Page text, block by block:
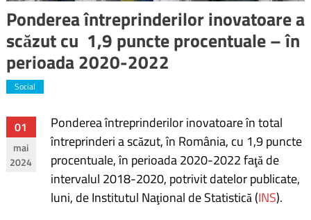
Ponderea întreprinderilor inovatoare a
scăzut cu 1,9 puncte procentuale – în
perioada 2020-2022
Social
01
mai
2024
Ponderea întreprinderilor inovatoare în total
întreprinderi a scăzut, în România, cu 1,9 puncte
procentuale, în perioada 2020-2022 faţă de
intervalul 2018-2020, potrivit datelor publicate,
luni, de Institutul Naţional de Statistică (INS).
Navigare
în
articole